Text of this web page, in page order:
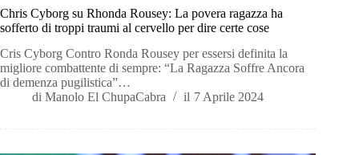
Chris Cyborg su Rhonda Rousey: La povera ragazza ha
sofferto di troppi traumi al cervello per dire certe cose
Cris Cyborg Contro Ronda Rousey per essersi definita la
migliore combattente di sempre: “La Ragazza Soffre Ancora
di demenza pugilistica”…
di Manolo El ChupaCabra il 7 Aprile 2024